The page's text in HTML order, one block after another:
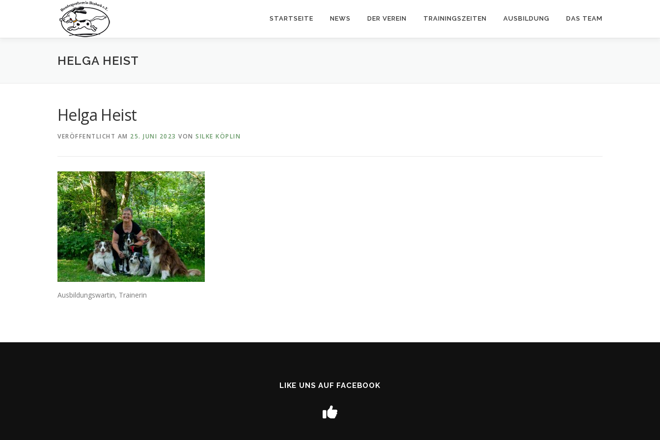
STARTSEITE NEWS DER VEREIN TRAININGSZEITEN AUSBILDUNG DAS TEAM
HELGA HEIST
Helga Heist
VERÖFFENTLICHT AM 25. JUNI 2023 VON SILKE KÖPLIN
Ausbildungswartin, Trainerin
LIKE UNS AUF FACEBOOK